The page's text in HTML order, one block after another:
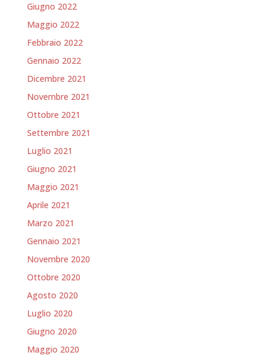
Giugno 2022
Maggio 2022
Febbraio 2022
Gennaio 2022
Dicembre 2021
Novembre 2021
Ottobre 2021
Settembre 2021
Luglio 2021
Giugno 2021
Maggio 2021
Aprile 2021
Marzo 2021
Gennaio 2021
Novembre 2020
Ottobre 2020
Agosto 2020
Luglio 2020
Giugno 2020
Maggio 2020